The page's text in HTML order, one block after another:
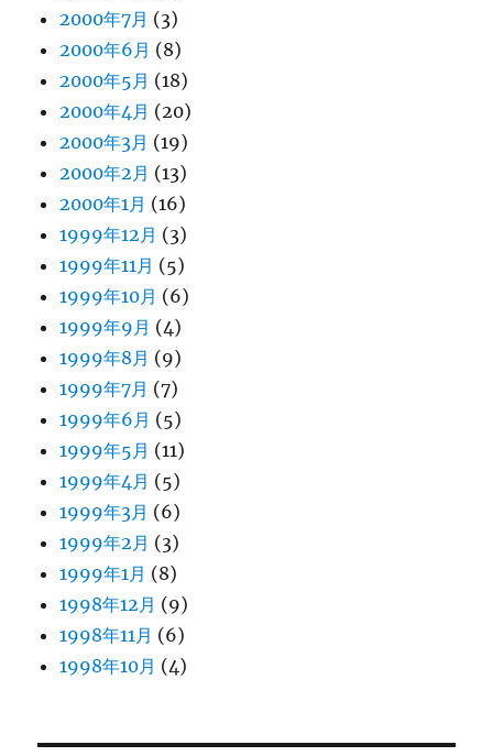
2000年7月 (3)
2000年6月 (8)
2000年5月 (18)
2000年4月 (20)
2000年3月 (19)
2000年2月 (13)
2000年1月 (16)
1999年12月 (3)
1999年11月 (5)
1999年10月 (6)
1999年9月 (4)
1999年8月 (9)
1999年7月 (7)
1999年6月 (5)
1999年5月 (11)
1999年4月 (5)
1999年3月 (6)
1999年2月 (3)
1999年1月 (8)
1998年12月 (9)
1998年11月 (6)
1998年10月 (4)